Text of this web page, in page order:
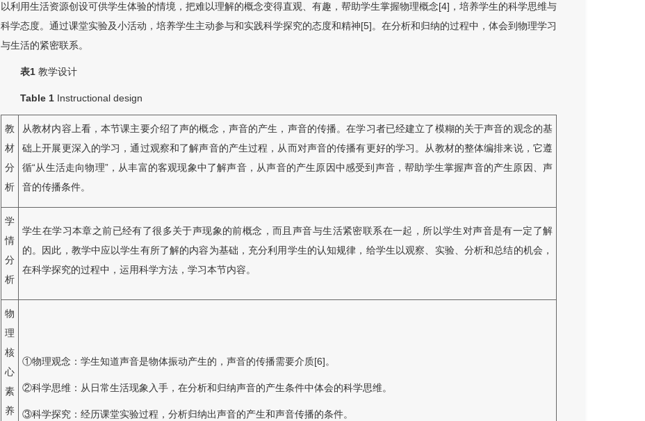
以利用生活资源创设可供学生体验的情境，把难以理解的概念变得直观、有趣，帮助学生掌握物理概念[4]，培养学生的科学思维与
科学态度。通过课堂实验及小活动，培养学生主动参与和实践科学探究的态度和精神[5]。在分析和归纳的过程中，体会到物理学习
与生活的紧密联系。
表1 教学设计
Table 1 Instructional design
教
材
分
析
从教材内容上看，本节课主要介绍了声的概念，声音的产生，声音的传播。在学习者已经建立了模糊的关于声音的观念的基
础上开展更深入的学习，通过观察和了解声音的产生过程，从而对声音的传播有更好的学习。从教材的整体编排来说，它遵
循“从生活走向物理”，从丰富的客观现象中了解声音，从声音的产生原因中感受到声音，帮助学生掌握声音的产生原因、声
音的传播条件。
学
情
分
析
学生在学习本章之前已经有了很多关于声现象的前概念，而且声音与生活紧密联系在一起，所以学生对声音是有一定了解
的。因此，教学中应以学生有所了解的内容为基础，充分利用学生的认知规律，给学生以观察、实验、分析和总结的机会，
在科学探究的过程中，运用科学方法，学习本节内容。
物
理
核
心
素
养
①物理观念：学生知道声音是物体振动产生的，声音的传播需要介质[6]。
②科学思维：从日常生活现象入手，在分析和归纳声音的产生条件中体会的科学思维。
③科学探究：经历课堂实验过程，分析归纳出声音的产生和声音传播的条件。